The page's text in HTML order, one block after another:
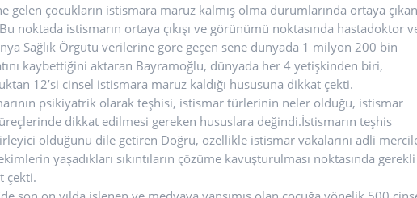
gelen çocukların istismara maruz kalmış olma durumlarında ortaya çıkan
noktada istismarın ortaya çıkışı ve görünümü noktasında hastadoktor
Sağlık Örgütü verilerine göre geçen sene dünyada 1 milyon 200 bin
kaybettiğini aktaran Bayramoğlu, dünyada her 4 yetişkinden biri,
12’si cinsel istismara maruz kaldığı hususuna dikkat çekti.
psikiyatrik olarak teşhisi, istismar türlerinin neler olduğu, istismar
dikkat edilmesi gereken hususlara değindi.İstismarın teşhis
olduğunu dile getiren Doğru, özellikle istismar vakalarını adli
yaşadıkları sıkıntıların çözüme kavuşturulması noktasında gerekli
çekti.